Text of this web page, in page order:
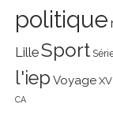
politique
LilleSport
l'iep Voyage
CA